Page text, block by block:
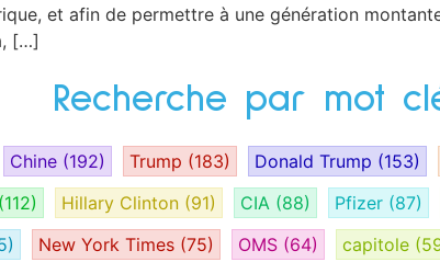
et afin de permettre à une génération
[…]
Recherche par mot
Chine (192) Trump (183) Donald Trump (153)
(112) Hillary Clinton (91) CIA (88) Pfizer (87)
New York Times (75) OMS (64) capitole